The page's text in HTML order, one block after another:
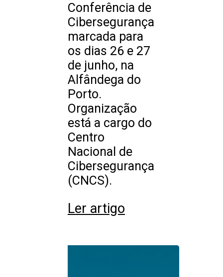
Conferência de
Cibersegurança
marcada para
os dias 26 e 27
de junho, na
Alfândega do
Porto.
Organização
está a cargo do
Centro
Nacional de
Cibersegurança
(CNCS).
Ler artigo